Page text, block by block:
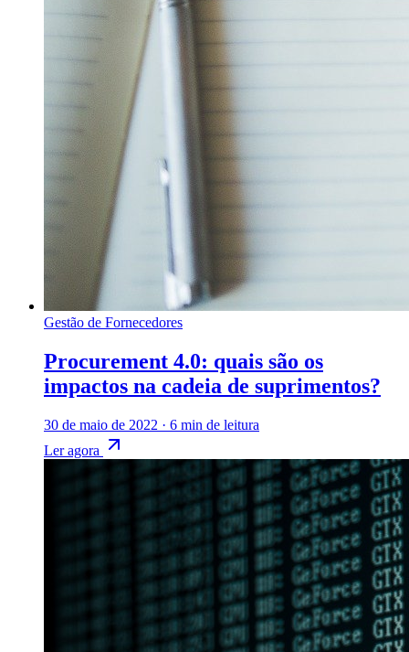
Gestão de Fornecedores
Procurement 4.0: quais são os
impactos na cadeia de suprimentos?
30 de maio de 2022 · 6 min de leitura
Ler agora